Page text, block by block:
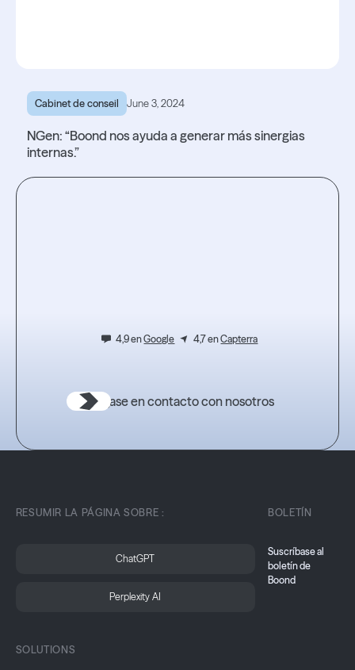
Cabinet de conseil June 3, 2024
NGen: “Boond nos ayuda a generar más sinergias
internas.”
4,9 enGoogle 4,7 enCapterra
Póngase en contacto con nosotros
RESUMIR LA PÁGINA SOBRE :
ChatGPT
Perplexity AI
SOLUTIONS
BOLETÍN
Suscríbase al
boletín de
Boond